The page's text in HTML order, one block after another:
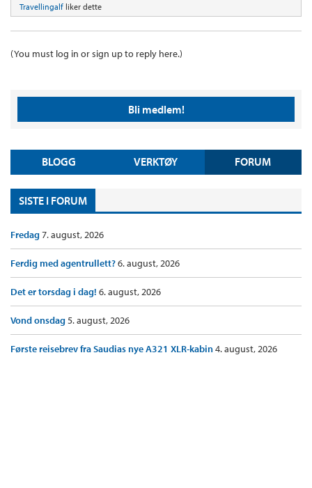
Travellingalf liker dette
(You must log in or sign up to reply here.)
Bli medlem!
BLOGG VERKTØY FORUM
SISTE I FORUM
Fredag7. august, 2026
Ferdig med agentrullett?6. august, 2026
Det er torsdag i dag! 6. august, 2026
Vond onsdag5. august, 2026
Første reisebrev fra Saudias nye A321 XLR-kabin4. august, 2026